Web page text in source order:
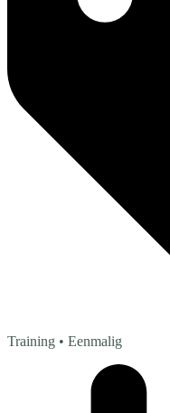
Training • Eenmalig